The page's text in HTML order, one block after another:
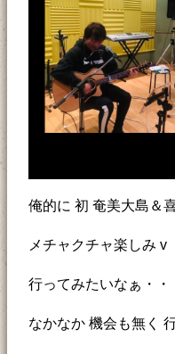
俺的に 初 奄美大島＆
メチャクチャ楽しみ v
行ってみたいなぁ・
なかなか 機会も無く